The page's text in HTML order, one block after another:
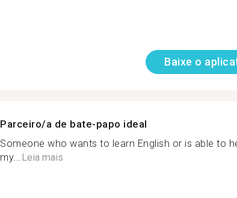
Baixe o
Parceiro/a de bate-papo ideal
Someone who wants to learn English or is able to
my...Leia mais